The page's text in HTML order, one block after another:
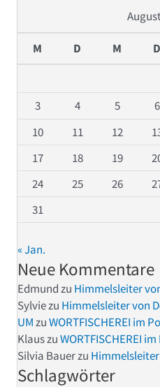
M D M D
3
4 5 6
10
11 12
17
18 19
24
25 26
31
« Jan.
Neue Kommentare
Edmundzu Himmelsleiter
Sylviezu Himmelsleiter von
UMzuWORTFISCHEREI im
KlauszuWORTFISCHEREI
Silvia Bauerzu
Schlagwörter